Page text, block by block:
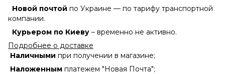
Новой почтой по Украине — по тарифу транспортной
компании.
Курьером по Киеву – временно не активно.
Подробнее о доставке
Наличными при получении в магазине;
Наложенным платежем "Новая Почта";